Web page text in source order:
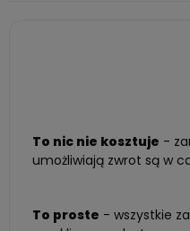
To nic nie kosztuje -
umożliwiają zwrot są w
To proste - wszystkie